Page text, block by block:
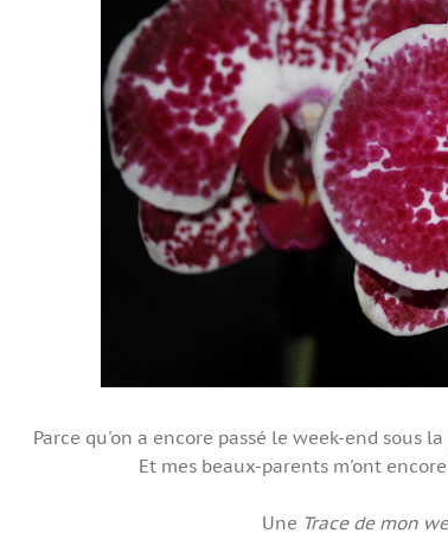
Parce qu'on a encore passé le week-end sous
Et mes beaux-parents m'ont
Une Trace de mon